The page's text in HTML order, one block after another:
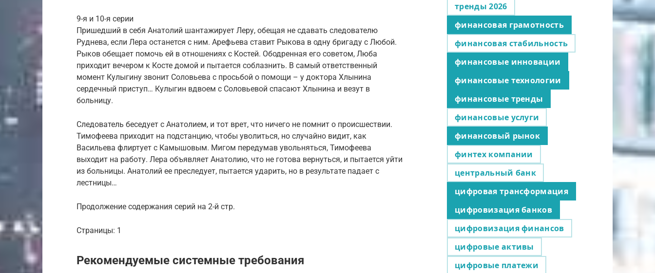
9-я и 10-я серии
Пришедший в себя Анатолий шантажирует Леру, обещая не сдавать следователю
Руднева, если Лера останется с ним. Арефьева ставит Рыкова в одну бригаду с Любой.
Рыков обещает помочь ей в отношениях с Костей. Ободренная его советом, Люба
приходит вечером к Косте домой и пытается соблазнить. В самый ответственный
момент Кулыгину звонит Соловьева с просьбой о помощи – у доктора Хлынина
сердечный приступ… Кулыгин вдвоем с Соловьевой спасают Хлынина и везут в
больницу.
Следователь беседует с Анатолием, и тот врет, что ничего не помнит о происшествии.
Тимофеева приходит на подстанцию, чтобы уволиться, но случайно видит, как
Васильева флиртует с Камышовым. Мигом передумав увольняться, Тимофеева
выходит на работу. Лера объявляет Анатолию, что не готова вернуться, и пытается уйти
из больницы. Анатолий ее преследует, пытается ударить, но в результате падает с
лестницы…
Продолжение содержания серий на 2-й стр.
Страницы: 1
Рекомендуемые системные требования
тренды 2026
финансовая грамотность
финансовая стабильность
финансовые инновации
финансовые технологии
финансовые тренды
финансовые услуги
финансовый рынок
финтех компании
центральный банк
цифровая трансформация
цифровизация банков
цифровизация финансов
цифровые активы
цифровые платежи